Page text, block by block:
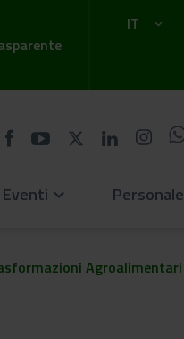
IT
keyboard_arrow_down Personale
Agroalimentari